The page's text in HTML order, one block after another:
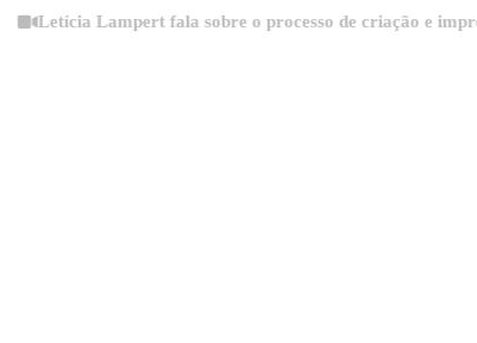
Letícia Lampert fala sobre o processo de criação e impressão